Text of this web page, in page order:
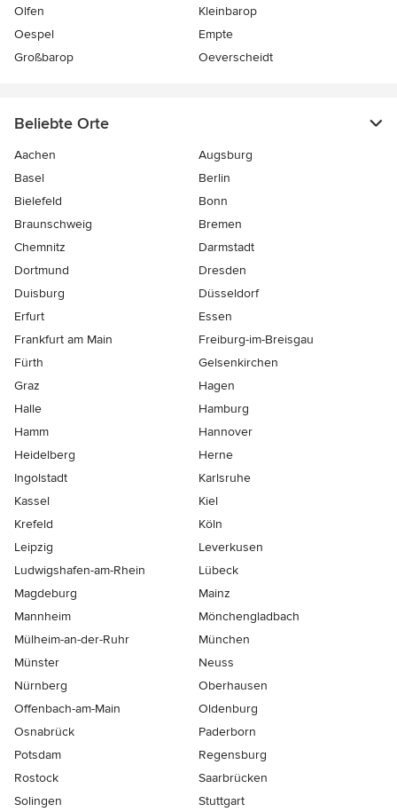
Olfen
Kleinbarop
Oespel
Empte
Großbarop
Oeverscheidt
Beliebte Orte
Aachen
Augsburg
Basel
Berlin
Bielefeld
Bonn
Braunschweig
Bremen
Chemnitz
Darmstadt
Dortmund
Dresden
Duisburg
Düsseldorf
Erfurt
Essen
Frankfurt am Main
Freiburg-im-Breisgau
Fürth
Gelsenkirchen
Graz
Hagen
Halle
Hamburg
Hamm
Hannover
Heidelberg
Herne
Ingolstadt
Karlsruhe
Kassel
Kiel
Krefeld
Köln
Leipzig
Leverkusen
Ludwigshafen-am-Rhein
Lübeck
Magdeburg
Mainz
Mannheim
Mönchen­gladbach
Mülheim-an-der-Ruhr
München
Münster
Neuss
Nürnberg
Oberhausen
Offenbach-am-Main
Oldenburg
Osnabrück
Paderborn
Potsdam
Regensburg
Rostock
Saarbrücken
Solingen
Stuttgart